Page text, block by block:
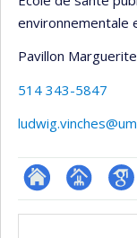
environnementale
Pavillon
514 343-5847
ResearchGate
Page
Médias